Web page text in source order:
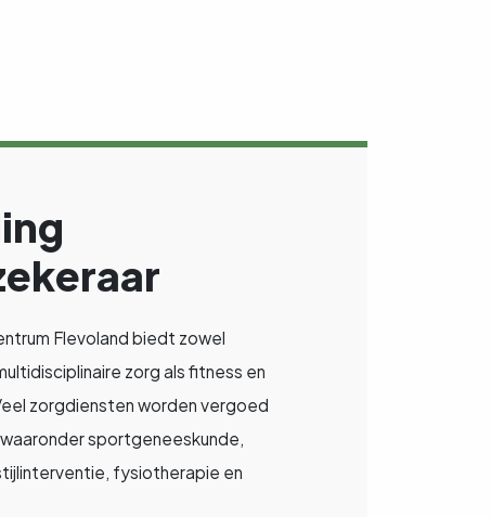
Flevoland biedt zowel
zorg als fitness en
zorgdiensten worden vergoed
sportgeneeskunde,
fysiotherapie en